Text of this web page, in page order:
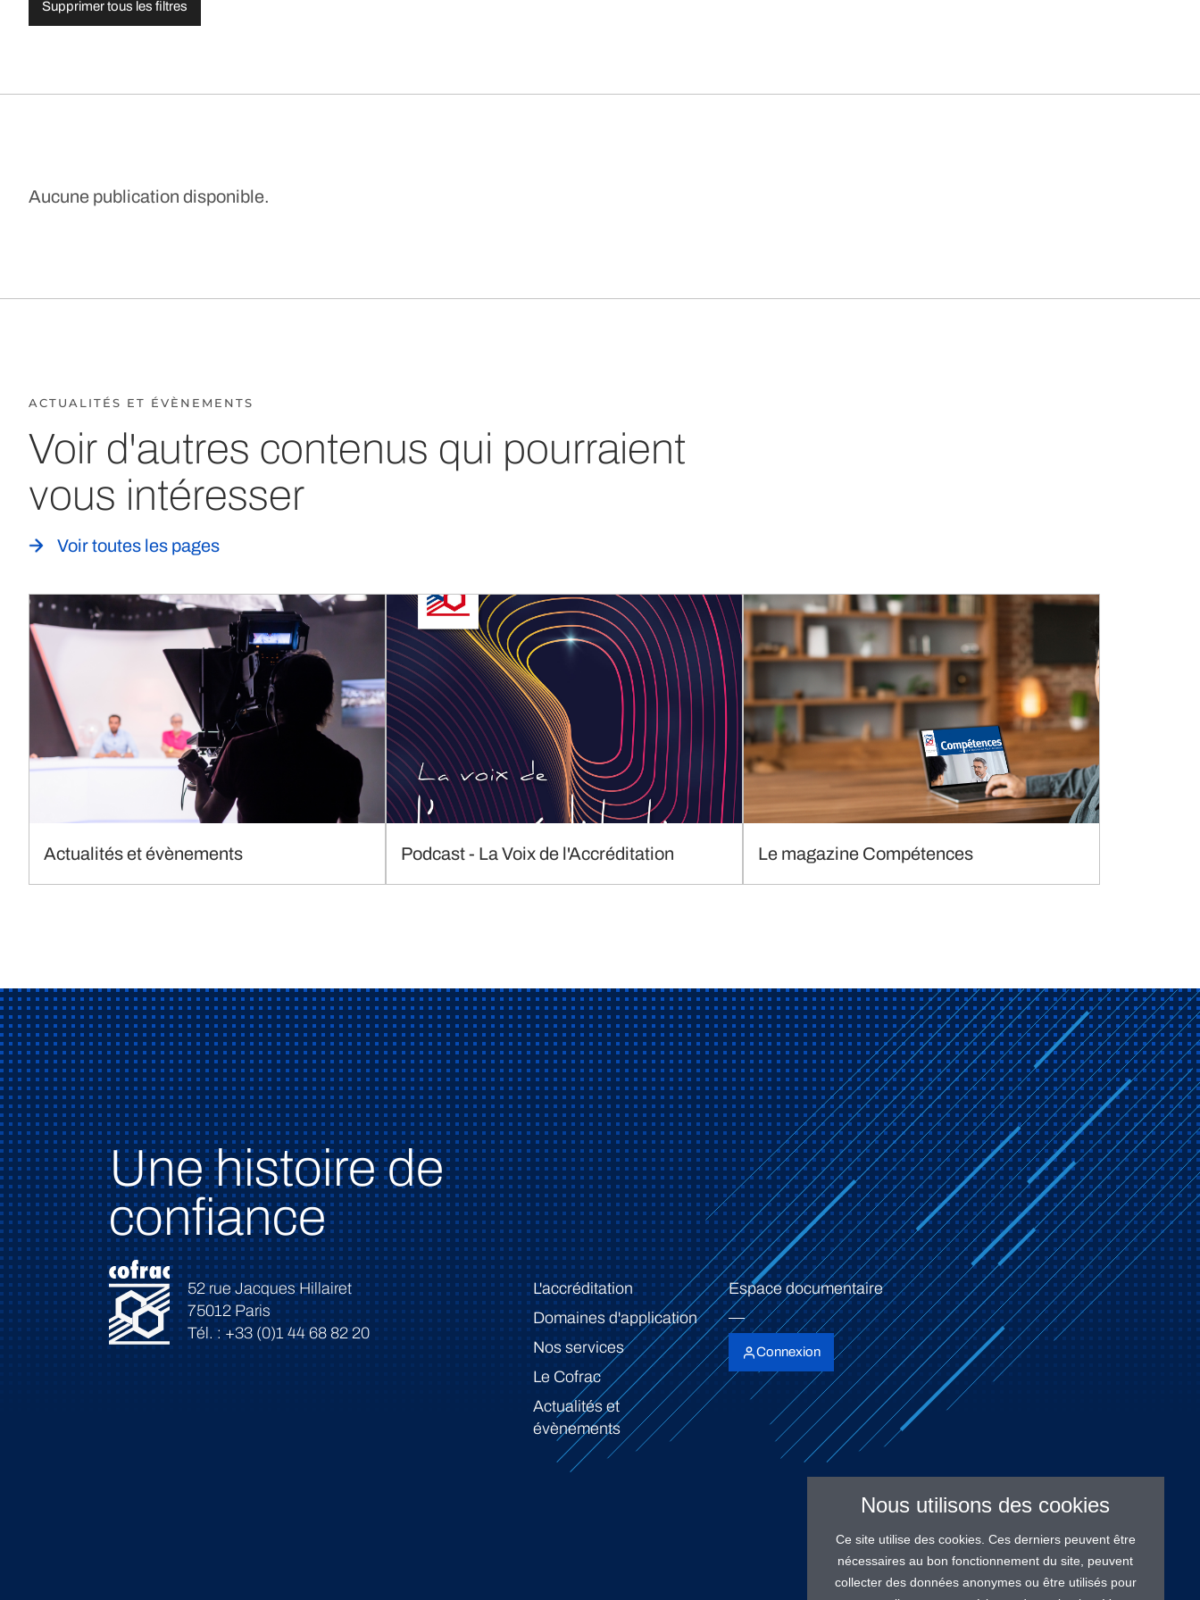
Supprimer tous les filtres
Aucune publication disponible.
ACTUALITÉS ET ÉVÈNEMENTS
Voir d'autres contenus qui pourraient
vous intéresser
Voir toutes les pages
Actualités et évènements Podcast - La Voix de l'Accréditation Le magazine Compétences
Une histoire de
confiance
52 rue Jacques Hillairet
75012 Paris
Tél. : +33 (0)1 44 68 82 20
L'accréditation
Domaines d'application
Nos services
Le Cofrac
Actualités et
évènements
Espace documentaire
Connexion
Nous utilisons des cookies
Ce site utilise des cookies. Ces derniers peuvent être
nécessaires au bon fonctionnement du site, peuvent
collecter des données anonymes ou être utilisés pour